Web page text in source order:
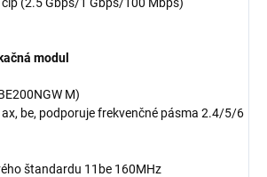
modul
M)
ax, be, podporuje frekvenčné pásma 2.4/5/6
štandardu 11be 160MHz